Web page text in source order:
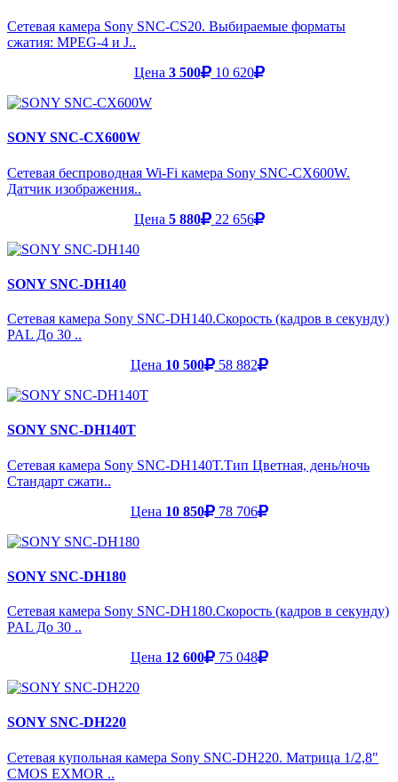
Сетевая камера Sony SNC-CS20. Выбираемые форматы
сжатия: MPEG-4 и J..
Цена 3 500 10 620
SONY SNC-CX600W
Сетевая беспроводная Wi-Fi камера Sony SNC-CX600W.
Датчик изображения..
Цена 5 880 22 656
SONY SNC-DH140
Сетевая камера Sony SNC-DH140.Скорость (кадров в секунду)
PAL До 30 ..
Цена 10 500 58 882
SONY SNC-DH140T
Сетевая камера Sony SNC-DH140T.Тип Цветная, день/ночь
Стандарт сжати..
Цена 10 850 78 706
SONY SNC-DH180
Сетевая камера Sony SNC-DH180.Скорость (кадров в секунду)
PAL До 30 ..
Цена 12 600 75 048
SONY SNC-DH220
Сетевая купольная камера Sony SNC-DH220. Матрица 1/2,8"
CMOS EXMOR ..